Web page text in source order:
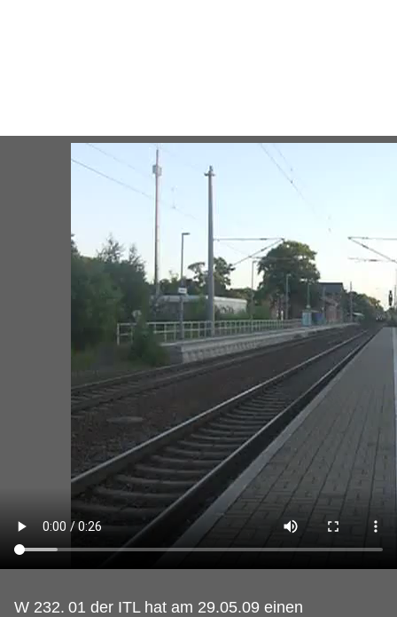
W 232. 01 der ITL hat am 29.05.09 einen